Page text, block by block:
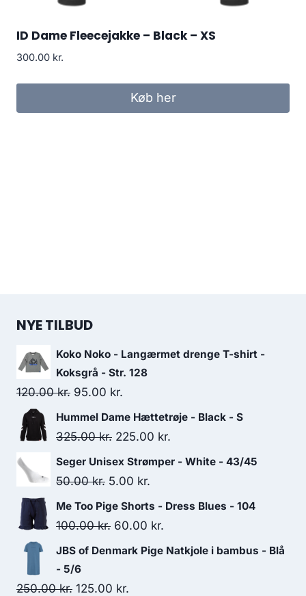
ID Dame Fleecejakke – Black – XS
300.00 kr.
Køb her
NYE TILBUD
Koko Noko - Langærmet drenge T-shirt -
Koksgrå - Str. 128
120.00kr. Original
price
was:
95.00 kr.
price
is:
Hummel Dame Hættetrøje - Black - S
325.00kr. Original
price
was:
225.00 kr.
price
Seger Unisex Strømper - White - 43/45
50.00kr. Original
price
was:
5.00 kr.
price
is:
Me Too Pige Shorts - Dress Blues - 104
100.00kr. Original
price
100.00 kr..
60.00 kr.
price
JBS of Denmark Pige Natkjole i bambus - Blå
- 5/6
250.00kr. Original
125.00 kr.